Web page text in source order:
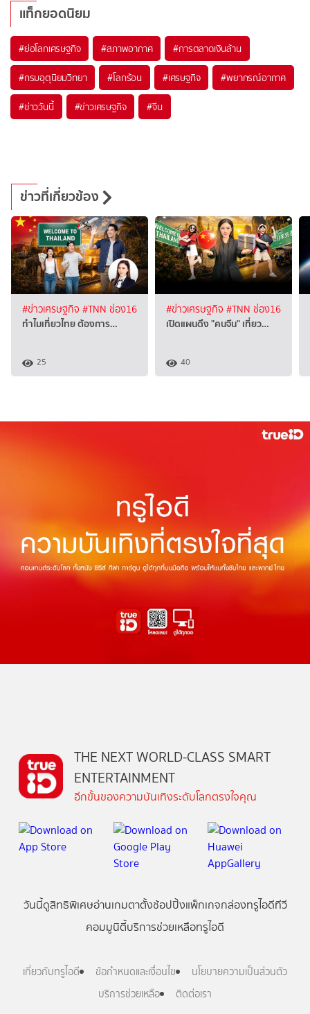
แท็กยอดนิยม
#ย่อโลกเศรษฐกิจ #สภาพอากาศ #การตลาดเงินล้าน
#กรมอุตุนิยมวิทยา #โลกร้อน #เศรษฐกิจ #พยากรณ์อากาศ
#ข่าววันนี้ #ข่าวเศรษฐกิจ #จีน
ข่าวที่เกี่ยวข้อง
#ข่าวเศรษฐกิจ #TNN ช่อง16
ทำไมเที่ยวไทย ต้องการ…
25
#ข่าวเศรษฐกิจ #TNN ช่อง16
เปิดแผนดึง "คนจีน" เที่ยว…
40
THE NEXT WORLD-CLASS SMART
ENTERTAINMENT
อีกขั้นของความบันเทิงระดับโลกตรงใจคุณ
วันนี้ดูสิทธิพิเศษอ่านเกมตาตั้งช้อปปิ้งแพ็กเกจกล่องทรูไอดีทีวี
คอมมูนิตี้บริการช่วยเหลือทรูไอดี
เกี่ยวกับทรูไอดี ข้อกำหนดและเงื่อนไข
นโยบายความเป็นส่วนตัว
บริการช่วยเหลือ
ติดต่อเรา